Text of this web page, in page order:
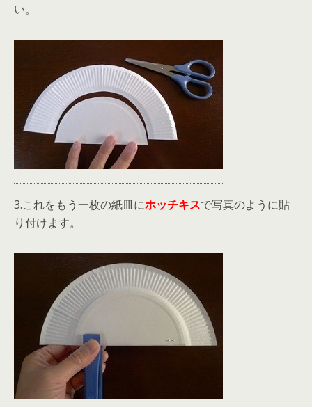
い。
3.これをもう一枚の紙皿にホッチキスで写真のように貼
り付けます。